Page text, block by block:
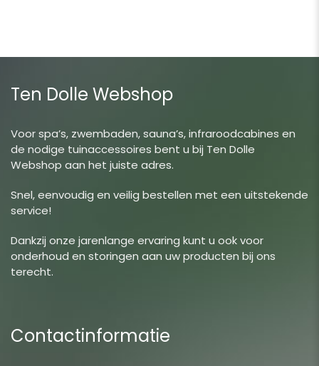
Ten Dolle Webshop
Voor spa’s, zwembaden, sauna’s, infraroodcabines en
de nodige tuinaccessoires bent u bij Ten Dolle
Webshop aan het juiste adres.
Snel, eenvoudig en veilig bestellen met een uitstekende
service!
Dankzij onze jarenlange ervaring kunt u ook voor
onderhoud en storingen aan uw producten bij ons
terecht.
Contactinformatie